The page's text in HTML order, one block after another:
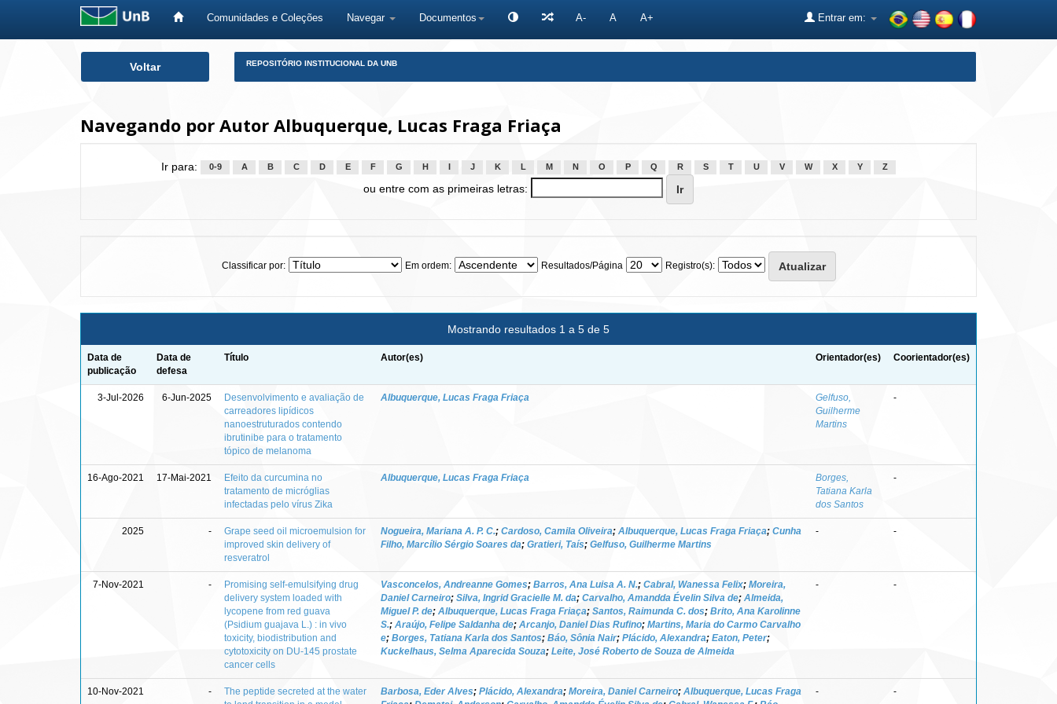
Comunidades e Coleções Navegar Documentos A- A A+ Entrar em:
Voltar REPOSITÓRIO INSTITUCIONAL DA UNB
Navegando por Autor Albuquerque, Lucas Fraga Friaça
Ir para: 0-9 A B C D E F G H J K L M N O P Q R S T U V W X Y Z
ou entre com as primeiras letras:
Classificar por: Em ordem: Resultados/Página Registro(s):
Mostrando resultados 1 a 5 de 5
Data de
publicação
Data de
defesa
Título Autor(es) Orientador(es) Coorientador(es)
3-Jul-2026 6-Jun-2025
Desenvolvimento e avaliação de
carreadores lipídicos
nanoestruturados contendo
ibrutinibe para o tratamento
tópico de melanoma
Albuquerque, Lucas Fraga Friaça
Gelfuso,
Guilherme
Martins
-
16-Ago-2021 17-Mai-2021
Efeito da curcumina no
tratamento de micróglias
infectadas pelo vírus Zika
Albuquerque, Lucas Fraga Friaça
Borges,
Tatiana Karla
dos Santos
-
2025 -
Grape seed oil microemulsion for
improved skin delivery of
resveratrol
Nogueira, Mariana A. P. C.; Cardoso, Camila Oliveira; Albuquerque, Lucas Fraga Friaça; Cunha
Filho, Marcílio Sérgio Soares da; Gratieri, Taís; Gelfuso, Guilherme Martins
- -
7-Nov-2021 -
Promising self‑emulsifying drug
delivery system loaded with
lycopene from red guava
(Psidium guajava L.) : in vivo
toxicity, biodistribution and
cytotoxicity on DU‑145 prostate
cancer cells
Vasconcelos, Andreanne Gomes; Barros, Ana Luisa A. N.; Cabral, Wanessa Felix; Moreira,
Daniel Carneiro; Silva, Ingrid Gracielle M. da; Carvalho, Amandda Évelin Silva de; Almeida,
Miguel P. de; Albuquerque, Lucas Fraga Friaça; Santos, Raimunda C. dos; Brito, Ana Karolinne
S.; Araújo, Felipe Saldanha de; Arcanjo, Daniel Dias Rufino; Martins, Maria do Carmo Carvalho
e; Borges, Tatiana Karla dos Santos; Báo, Sônia Nair; Plácido, Alexandra; Eaton, Peter;
Kuckelhaus, Selma Aparecida Souza; Leite, José Roberto de Souza de Almeida
- -
10-Nov-2021 -
The peptide secreted at the water
Barbosa, Eder Alves; Plácido, Alexandra; Moreira, Daniel Carneiro; Albuquerque, Lucas Fraga
- -